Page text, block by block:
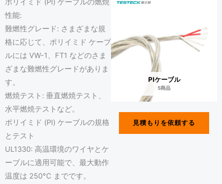
ポリイミド (PI) ケーブルの燃焼
性能:
難燃性グレード: さまざまな規
格に応じて、ポリイミド ケーブ
ルには VW-1、FT1 などのさま
ざまな難燃性グレードがありま
す。
燃焼テスト: 垂直燃焼テスト、
水平燃焼テストなど。
ポリイミド (PI) ケーブルの規格
とテスト
UL1330: 高温環境のワイヤとケ
ーブルに適用可能で、最大動作
温度は 250°C までです。
PIケーブル
5商品
見積もりを依頼する